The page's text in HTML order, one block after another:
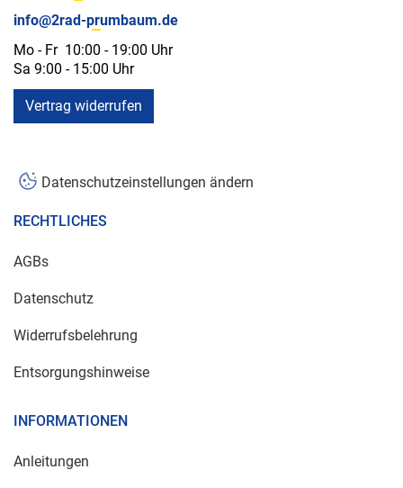
info@2rad-prumbaum.de
Mo - Fr 10:00 - 19:00 Uhr
Sa 9:00 - 15:00 Uhr
Vertrag widerrufen
Datenschutzeinstellungen ändern
RECHTLICHES
AGBs
Datenschutz
Widerrufsbelehrung
Entsorgungshinweise
INFORMATIONEN
Anleitungen